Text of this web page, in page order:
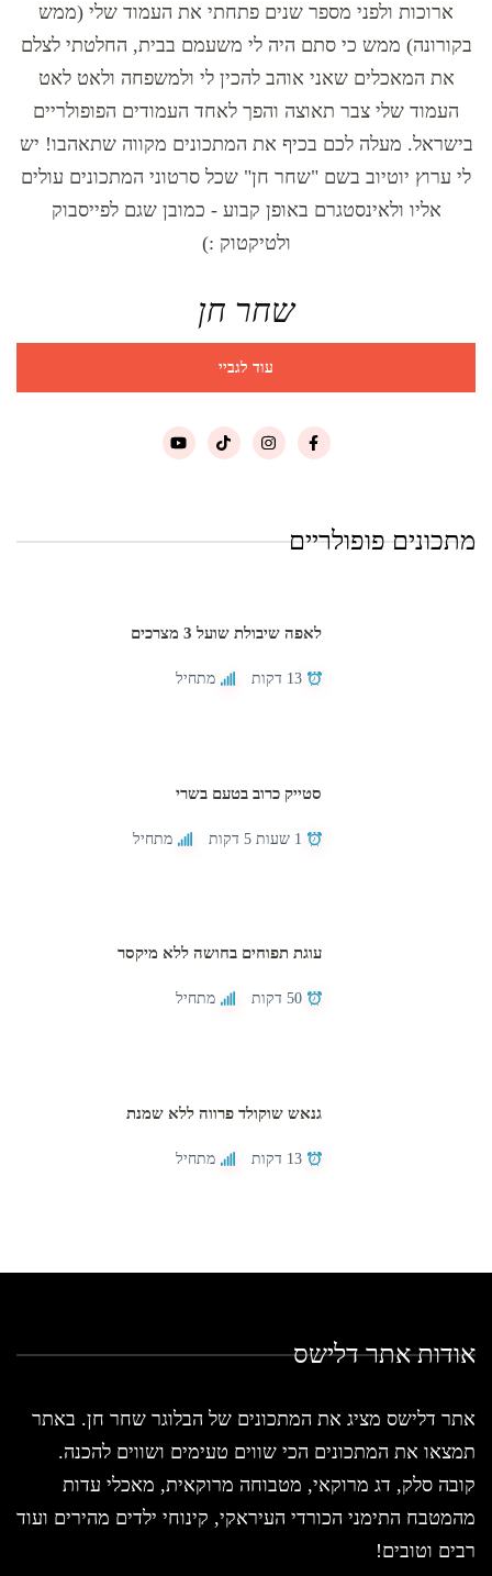
ארוכות ולפני מספר שנים פתחתי את העמוד שלי (ממש
בקורונה) ממש כי סתם היה לי משעמם בבית, החלטתי לצלם
את המאכלים שאני אוהב להכין לי ולמשפחה ולאט לאט
העמוד שלי צבר תאוצה והפך לאחד העמודים הפופולריים
בישראל. מעלה לכם בכיף את המתכונים מקווה שתאהבו! יש
לי ערוץ יוטיוב בשם "שחר חן" שכל סרטוני המתכונים עולים
אליו ולאינסטגרם באופן קבוע - כמובן שגם לפייסבוק
ולטיקטוק :)
שחר חן
עוד לגביי
מתכונים פופולריים
לאפה שיבולת שועל 3 מצרכים
13 דקות מתחיל
סטייק כרוב בטעם בשרי
1 שעות 5 דקות מתחיל
עוגת תפוחים בחושה ללא מיקסר
50 דקות מתחיל
גנאש שוקולד פרווה ללא שמנת
13 דקות מתחיל
אודות אתר דלישס
אתר דלישס מציג את המתכונים של הבלוגר שחר חן. באתר
תמצאו את המתכונים הכי שווים טעימים ושווים להכנה.
קובה סלק, דג מרוקאי, מטבוחה מרוקאית, מאכלי עדות
מהמטבח התימני הכורדי העיראקי, קינוחי ילדים מהירים ועוד
רבים וטובים!